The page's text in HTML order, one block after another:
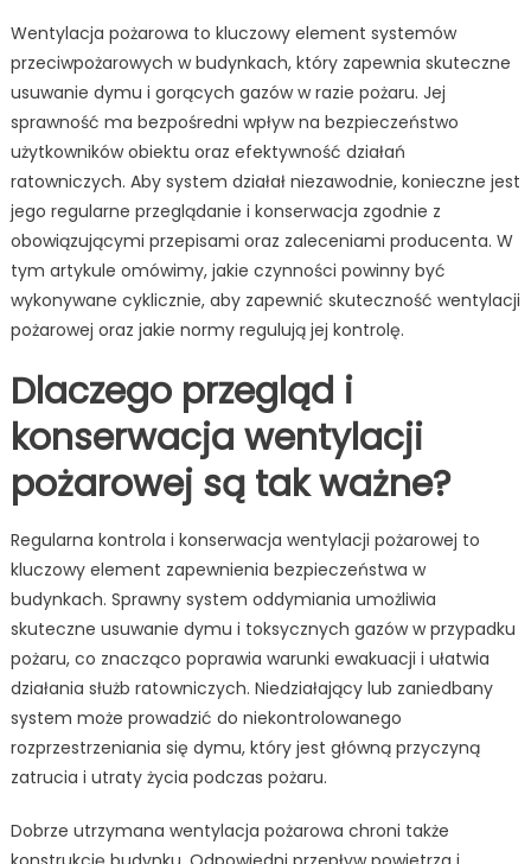
Wentylacja pożarowa to kluczowy element systemów
przeciwpożarowych w budynkach, który zapewnia skuteczne
usuwanie dymu i gorących gazów w razie pożaru. Jej
sprawność ma bezpośredni wpływ na bezpieczeństwo
użytkowników obiektu oraz efektywność działań
ratowniczych. Aby system działał niezawodnie, konieczne jest
jego regularne przeglądanie i konserwacja zgodnie z
obowiązującymi przepisami oraz zaleceniami producenta. W
tym artykule omówimy, jakie czynności powinny być
wykonywane cyklicznie, aby zapewnić skuteczność wentylacji
pożarowej oraz jakie normy regulują jej kontrolę.
Dlaczego przegląd i
konserwacja wentylacji
pożarowej są tak ważne?
Regularna kontrola i konserwacja wentylacji pożarowej to
kluczowy element zapewnienia bezpieczeństwa w
budynkach. Sprawny system oddymiania umożliwia
skuteczne usuwanie dymu i toksycznych gazów w przypadku
pożaru, co znacząco poprawia warunki ewakuacji i ułatwia
działania służb ratowniczych. Niedziałający lub zaniedbany
system może prowadzić do niekontrolowanego
rozprzestrzeniania się dymu, który jest główną przyczyną
zatrucia i utraty życia podczas pożaru.
Dobrze utrzymana wentylacja pożarowa chroni także